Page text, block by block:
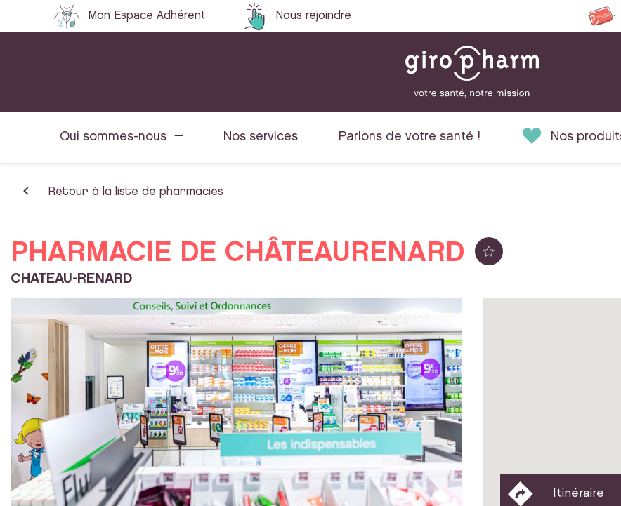
Mon Espace Adhérent Nous rejoindre
Qui sommes-nous Nos services Parlons de votre santé ! Nos
Retour à la liste de pharmacies
PHARMACIE DE CHÂTEAURENARD
CHATEAU-RENARD
Itinéraire